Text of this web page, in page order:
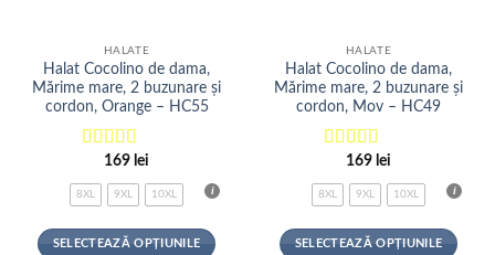
HALATE
Halat Cocolino de dama,
Mărime mare, 2 buzunare și
cordon, Orange – HC55
Evaluat la
din 5
169 lei
8XL 9XL 10XL
SELECTEAZĂ OPȚIUNILE
HALATE
Halat Cocolino de dama,
Mărime mare, 2 buzunare și
cordon, Mov – HC49
Evaluat la
din 5
169 lei
8XL 9XL 10XL
SELECTEAZĂ OPȚIUNILE